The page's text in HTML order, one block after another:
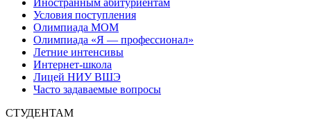
Условия поступления
Олимпиада МОМ
Олимпиада «Я — профессионал»
Летние интенсивы
Интернет-школа
Лицей НИУ ВШЭ
Часто задаваемые вопросы
СТУДЕНТАМ